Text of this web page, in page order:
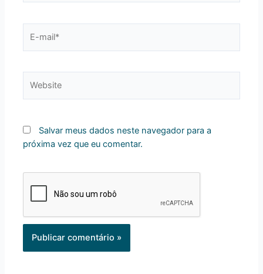
mail*
Salvar meus dados neste navegador para a
próxima vez que eu comentar.